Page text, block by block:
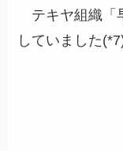
テキヤ組織「
していました(*7)